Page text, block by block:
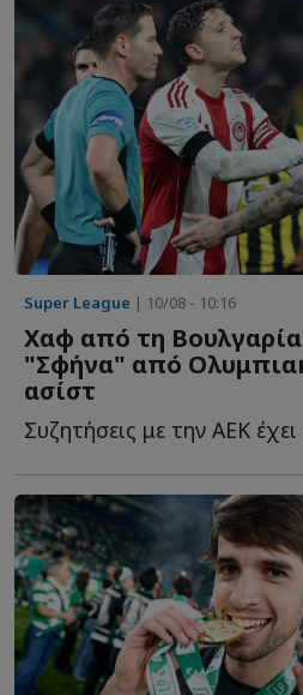
Super League | 10/08 - 10:16
Χαφ από τη
"Σφήνα" από
ασίστ